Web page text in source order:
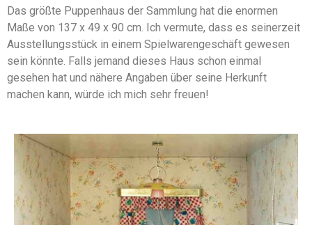
Das größte Puppenhaus der Sammlung hat die enormen
Maße von 137 x 49 x 90 cm. Ich vermute, dass es seinerzeit
Ausstellungsstück in einem Spielwarengeschäft gewesen
sein könnte. Falls jemand dieses Haus schon einmal
gesehen hat und nähere Angaben über seine Herkunft
machen kann, würde ich mich sehr freuen!